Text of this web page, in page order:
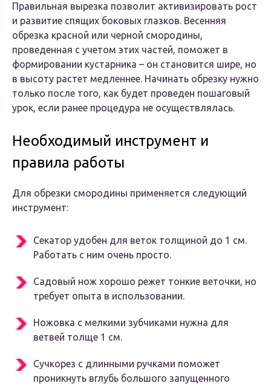
Правильная вырезка позволит активизировать рост
и развитие спящих боковых глазков. Весенняя
обрезка красной или черной смородины,
проведенная с учетом этих частей, поможет в
формировании кустарника – он становится шире, но
в высоту растет медленнее. Начинать обрезку нужно
только после того, как будет проведен пошаговый
урок, если ранее процедура не осуществлялась.
Необходимый инструмент и
правила работы
Для обрезки смородины применяется следующий
инструмент:
Секатор удобен для веток толщиной до 1 см.
Работать с ним очень просто.
Садовый нож хорошо режет тонкие веточки, но
требует опыта в использовании.
Ножовка с мелкими зубчиками нужна для
ветвей толще 1 см.
Сучкорез с длинными ручками поможет
проникнуть вглубь большого запущенного